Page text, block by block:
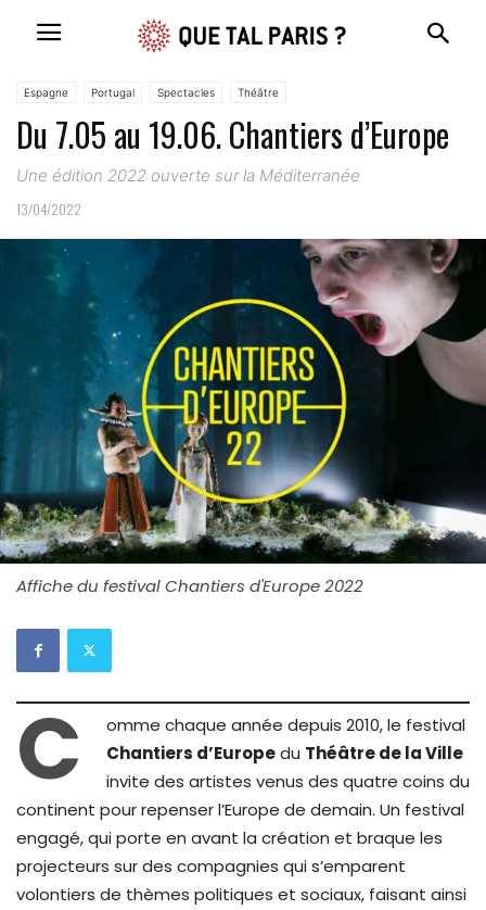
Espagne Portugal Spectacles Théâtre
Du 7.05 au 19.06. Chantiers d’Europe
Une édition 2022 ouverte sur la Méditerranée
13/04/2022
Affiche du festival Chantiers d'Europe 2022
C
omme chaque année depuis 2010, le festival
Chantiers d’Europedu Théâtre de la Ville
invite des artistes venus des quatre coins du
continent pour repenser l’Europe de demain. Un festival
engagé, qui porte en avant la création et braque les
projecteurs sur des compagnies qui s’emparent
volontiers de thèmes politiques et sociaux, faisant ainsi